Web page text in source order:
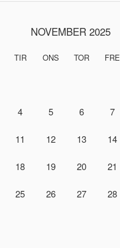
NOVEMBER 2025
TIR ONS TOR FRE
4 5 6 7
11 12 13 14
18 19 20 21
25 26 27 28